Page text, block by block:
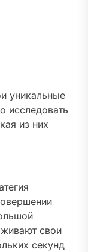
уникальные
исследовать
из них
свои
секунд